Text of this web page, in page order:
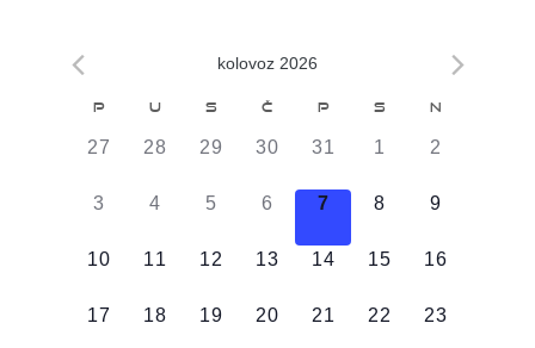
kolovoz 2026
Kalendar
od
Događaji
P U S Č P S N
0
27
0
28
0
29
0
30
0
31
0
1
0
2
0
3
0
4
0
5
0
6
0
7
0
8
0
9
0
10
0
11
0
12
0
13
0
14
0
15
0
16
0
17
0
18
0
19
0
20
0
21
0
22
0
23